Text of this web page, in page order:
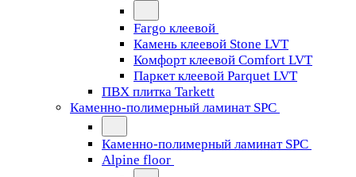
Fargo клеевой
Камень клеевой Stone LVT
Комфорт клеевой Comfort LVT
Паркет клеевой Parquet LVT
ПВХ плитка Tarkett
Каменно-полимерный ламинат SPC
Каменно-полимерный ламинат SPC
Alpine floor